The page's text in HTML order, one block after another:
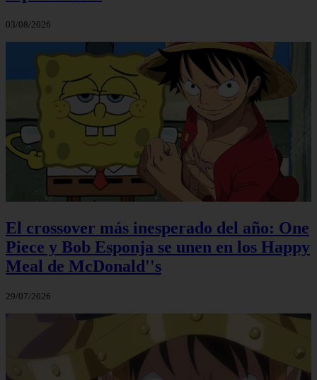
03/08/2026
El crossover más inesperado del año: One
Piece y Bob Esponja se unen en los Happy
Meal de McDonald''s
29/07/2026